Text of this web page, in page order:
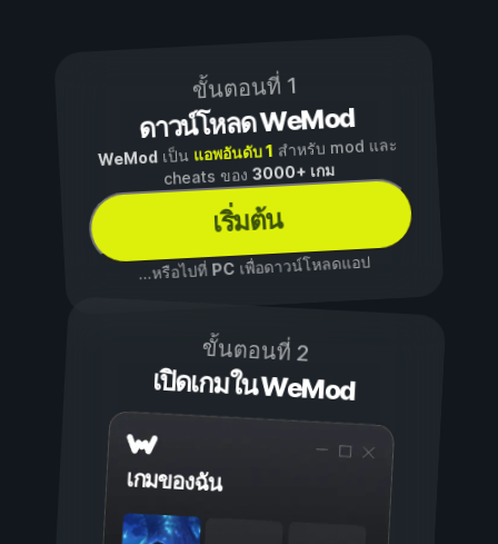
ขั้นตอนที่ 1
ดาวน์โหลด WeMod
WeModเป็น แอพอันดับ 1 สำหรับ mod และ
cheats ของ3000+ เกม
เริ่มต้น
...หรือไปที่ PCเพื่อดาวน์โหลดแอป
ขั้นตอนที่ 2
เปิดเกมใน WeMod
เกมของฉัน